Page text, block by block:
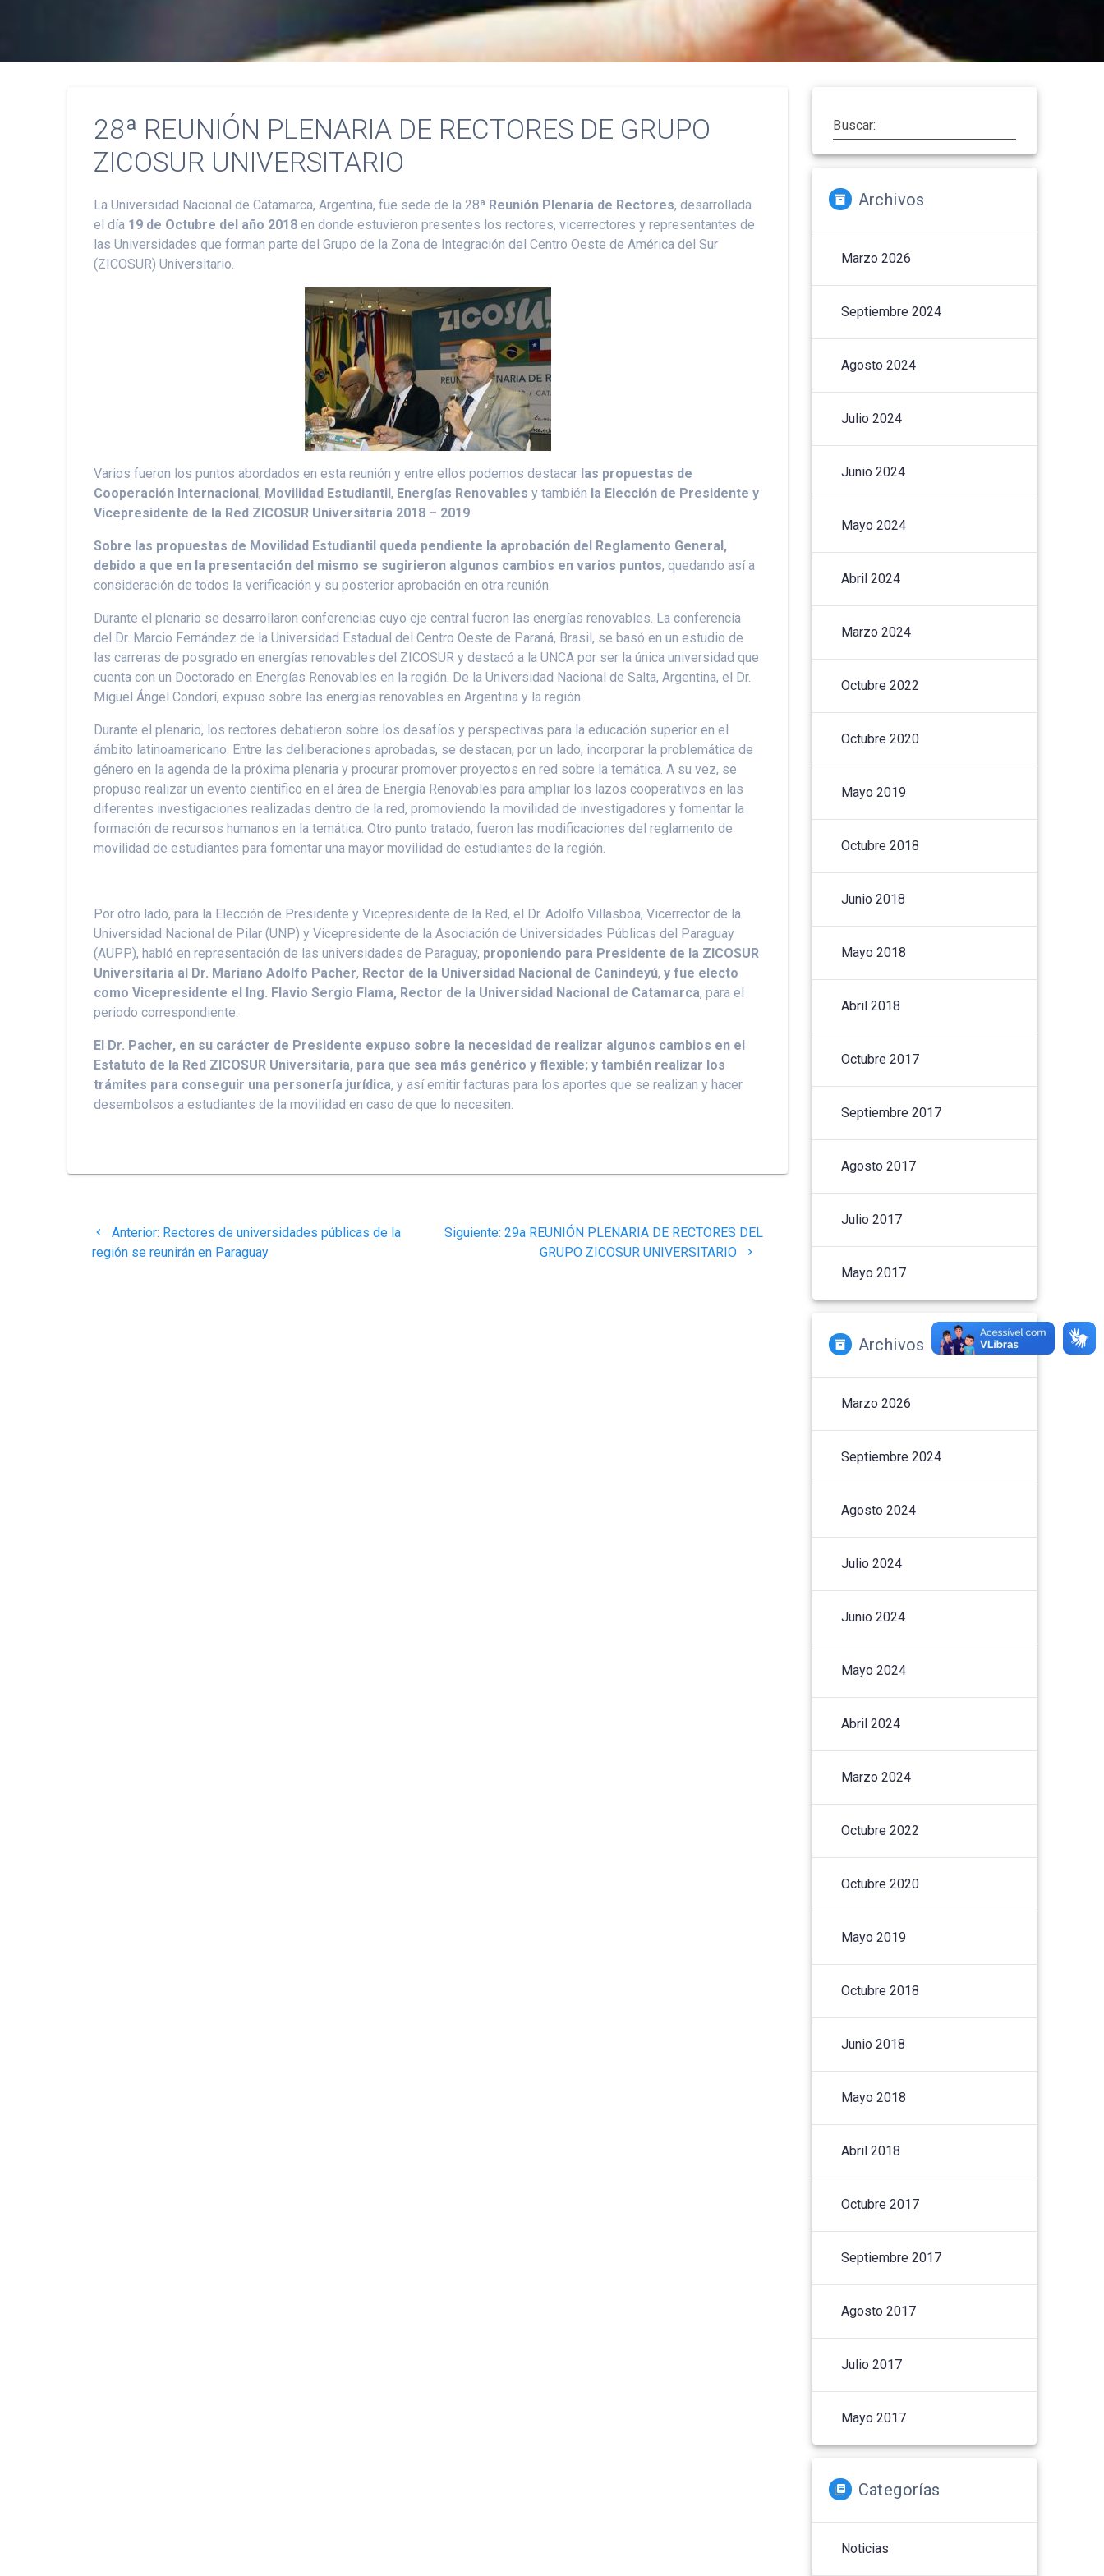
28ª REUNIÓN PLENARIA DE RECTORES DE GRUPO
ZICOSUR UNIVERSITARIO
La Universidad Nacional de Catamarca, Argentina, fue sede de la 28ª Reunión Plenaria de Rectores, desarrollada
el día 19 de Octubre del año 2018 en donde estuvieron presentes los rectores, vicerrectores y representantes de
las Universidades que forman parte del Grupo de la Zona de Integración del Centro Oeste de América del Sur
(ZICOSUR) Universitario.
Varios fueron los puntos abordados en esta reunión y entre ellos podemos destacar las propuestas de
Cooperación Internacional, Movilidad Estudiantil, Energías Renovables y también la Elección de Presidente y
Vicepresidente de la Red ZICOSUR Universitaria 2018 – 2019
Sobre las propuestas de Movilidad Estudiantil queda pendiente la aprobación del Reglamento General,
debido a que en la presentación del mismo se sugirieron algunos cambios en varios puntos, quedando así a
consideración de todos la verificación y su posterior aprobación en otra reunión.
Durante el plenario se desarrollaron conferencias cuyo eje central fueron las energías renovables. La conferencia
del Dr. Marcio Fernández de la Universidad Estadual del Centro Oeste de Paraná, Brasil, se basó en un estudio de
las carreras de posgrado en energías renovables del ZICOSUR y destacó a la UNCA por ser la única universidad que
cuenta con un Doctorado en Energías Renovables en la región. De la Universidad Nacional de Salta, Argentina, el Dr.
Miguel Ángel Condorí, expuso sobre las energías renovables en Argentina y la región.
Durante el plenario, los rectores debatieron sobre los desafíos y perspectivas para la educación superior en el
ámbito latinoamericano. Entre las deliberaciones aprobadas, se destacan, por un lado, incorporar la problemática de
género en la agenda de la próxima plenaria y procurar promover proyectos en red sobre la temática. A su vez, se
propuso realizar un evento científico en el área de Energía Renovables para ampliar los lazos cooperativos en las
diferentes investigaciones realizadas dentro de la red, promoviendo la movilidad de investigadores y fomentar la
formación de recursos humanos en la temática. Otro punto tratado, fueron las modificaciones del reglamento de
movilidad de estudiantes para fomentar una mayor movilidad de estudiantes de la región.
Por otro lado, para la Elección de Presidente y Vicepresidente de la Red, el Dr. Adolfo Villasboa, Vicerrector de la
Universidad Nacional de Pilar (UNP) y Vicepresidente de la Asociación de Universidades Públicas del Paraguay
(AUPP), habló en representación de las universidades de Paraguay, proponiendo para Presidente de la ZICOSUR
Universitaria al Dr. Mariano Adolfo Pacher, Rector de la Universidad Nacional de Canindeyú,y fue electo
como Vicepresidente el Ing. Flavio Sergio Flama, Rector de la Universidad Nacional de Catamarca, para el
periodo correspondiente.
El Dr. Pacher, en su carácter de Presidente expuso sobre la necesidad de realizar algunos cambios en el
Estatuto de la Red ZICOSUR Universitaria, para que sea más genérico y flexible; y también realizar los
trámites para conseguir una personería jurídica, y así emitir facturas para los aportes que se realizan y hacer
desembolsos a estudiantes de la movilidad en caso de que lo necesiten.
Navegación
de
Anterior: Post
anterior:
Rectores de universidades públicas de la
región se reunirán en Paraguay
Siguiente: Siguiente
29a REUNIÓN PLENARIA DE RECTORES DEL
GRUPO ZICOSUR UNIVERSITARIO
Buscar:
Archivos
Marzo 2026
Septiembre 2024
Agosto 2024
Julio 2024
Junio 2024
Mayo 2024
Abril 2024
Marzo 2024
Octubre 2022
Octubre 2020
Mayo 2019
Octubre 2018
Junio 2018
Mayo 2018
Abril 2018
Octubre 2017
Septiembre 2017
Agosto 2017
Julio 2017
Mayo 2017
Archivos
Marzo 2026
Septiembre 2024
Agosto 2024
Julio 2024
Junio 2024
Mayo 2024
Abril 2024
Marzo 2024
Octubre 2022
Octubre 2020
Mayo 2019
Octubre 2018
Junio 2018
Mayo 2018
Abril 2018
Octubre 2017
Septiembre 2017
Agosto 2017
Julio 2017
Mayo 2017
Categorías
Noticias